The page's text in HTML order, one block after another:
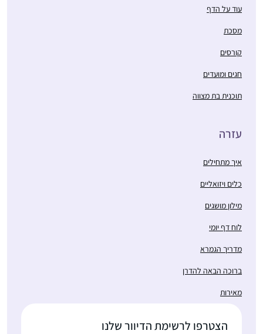
עוד על הדף
מסכת
קורסים
חגים ומועדים
תוכנית בת מצווה
עזרה
איך מתחילים
כלים ויזואליים
מילון מושגים
לוח דף יומי
מדריך הגמרא
ברוכה הבאה להדרן
מאירות
הצטרפו לרשימת הדיוור שלנו